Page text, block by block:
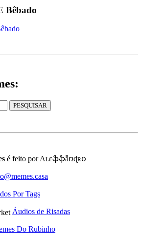
Bêbado
é feito por Aʟɛֆֆǟռɖʀօ
Por Tags
Áudios de Risadas
Do Rubinho